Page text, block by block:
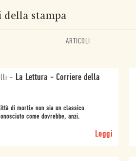
della stampa
ARTICOLI
- La Lettura - Corriere della
di morti» non sia un classico
come dovrebbe, anzi.
Leggi